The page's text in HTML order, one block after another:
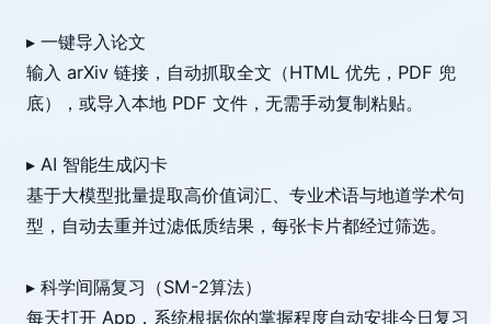
▸ 一键导入论文
输入 arXiv 链接，自动抓取全文（HTML 优先，PDF 兜
底），或导入本地 PDF 文件，无需手动复制粘贴。
▸ AI 智能生成闪卡
基于大模型批量提取高价值词汇、专业术语与地道学术句
型，自动去重并过滤低质结果，每张卡片都经过筛选。
▸ 科学间隔复习（SM-2算法）
每天打开 App，系统根据你的掌握程度自动安排今日复习